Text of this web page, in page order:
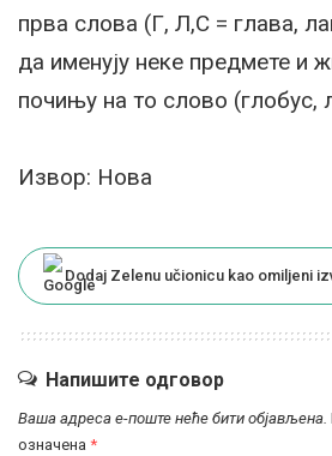
прва слова (Г, Л,С = глава,
да именују неке предмете и
почињу на то слово (глобус,
Извор: Нова
Dodaj Zelenu učionicu kao omiljeni
Напишите одговор
Ваша адреса е-поште неће бити објављена.
означена *